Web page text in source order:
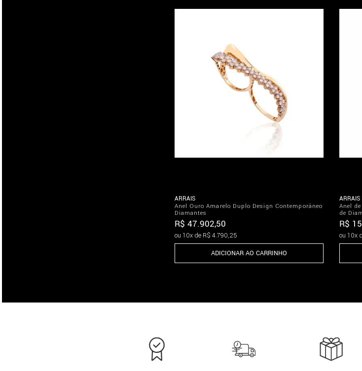
ARRAIS
Anel Ouro Amarelo Duplo Design Contemporâneo
Diamantes
R$ 47.902,50
ou 10x de R$ 4.790,25
ADICIONAR AO CARRINHO
ARRAIS
Anel
de
R$ 15
ou 10x